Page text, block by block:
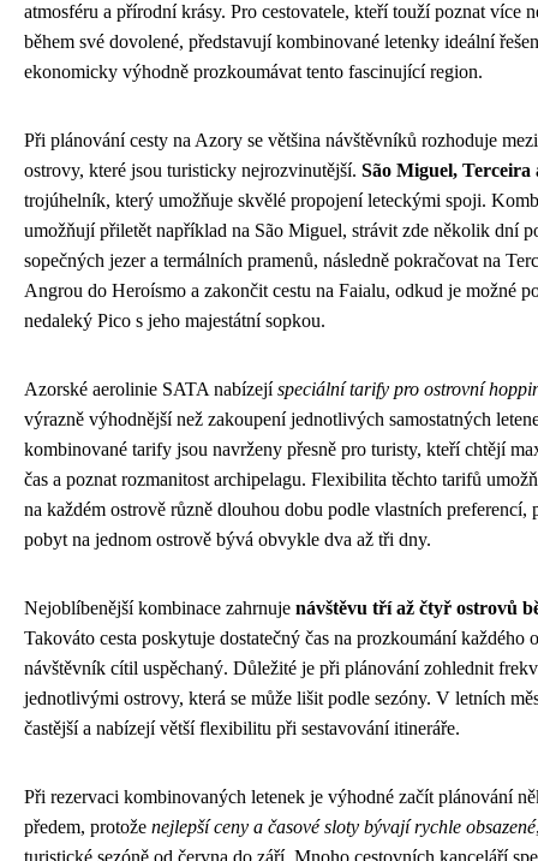
atmosféru a přírodní krásy. Pro cestovatele, kteří touží poznat více
během své dovolené, představují kombinované letenky ideální
ekonomicky výhodně prozkoumávat tento fascinující region.
Při plánování cesty na Azory se většina návštěvníků rozhoduje
ostrovy, které jsou turisticky nejrozvinutější. São Miguel, Terceira
trojúhelník, který umožňuje skvělé propojení leteckými spoji.
umožňují přiletět například na São Miguel, strávit zde několik dní
sopečných jezer a termálních pramenů, následně pokračovat na
Angrou do Heroísmo a zakončit cestu na Faialu, odkud je možné
nedaleký Pico s jeho majestátní sopkou.
Azorské aerolinie SATA nabízejíspeciální tarify pro ostrovní
výrazně výhodnější než zakoupení jednotlivých samostatných
kombinované tarify jsou navrženy přesně pro turisty, kteří chtějí
čas a poznat rozmanitost archipelagu. Flexibilita těchto tarifů
na každém ostrově různě dlouhou dobu podle vlastních preferencí,
pobyt na jednom ostrově bývá obvykle dva až tři dny.
Nejoblíbenější kombinace zahrnuje návštěvu tří až čtyř ostrovů
Takováto cesta poskytuje dostatečný čas na prozkoumání každého
návštěvník cítil uspěchaný. Důležité je při plánování zohlednit
jednotlivými ostrovy, která se může lišit podle sezóny. V letních
častější a nabízejí větší flexibilitu při sestavování itineráře.
Při rezervaci kombinovaných letenek je výhodné začít plánování
předem, protože nejlepší ceny a časové sloty bývají rychle obsazené